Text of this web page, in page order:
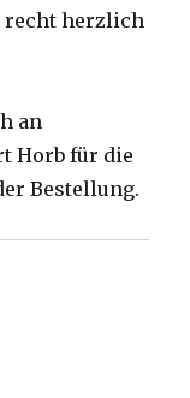
recht herzlich
an
Horb für die
Bestellung.